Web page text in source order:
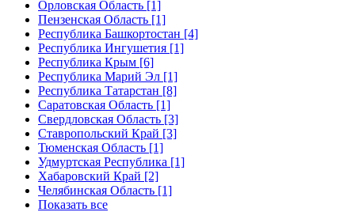
Орловская Область [1]
Пензенская Область [1]
Республика Башкортостан [4]
Республика Ингушетия [1]
Республика Крым [6]
Республика Марий Эл [1]
Республика Татарстан [8]
Саратовская Область [1]
Свердловская Область [3]
Ставропольский Край [3]
Тюменская Область [1]
Удмуртская Республика [1]
Хабаровский Край [2]
Челябинская Область [1]
Показать все